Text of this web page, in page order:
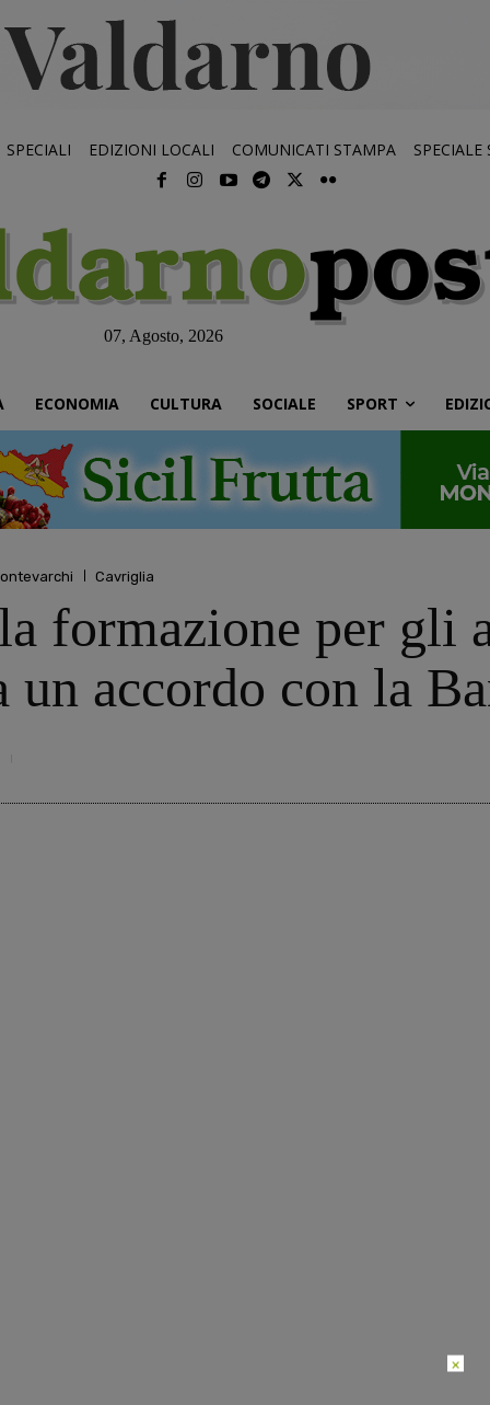
SPECIALI EDIZIONI LOCALI COMUNICATI STAMPA SPECIALE
07, Agosto, 2026
ECONOMIA CULTURA SOCIALE SPORT
Cavriglia
formazione per gli
un accordo con la
×